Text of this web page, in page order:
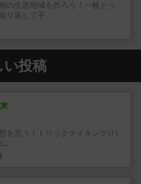
の生息地域を作ろう！一枚とっ
り返して手...
い投稿
実
を言う！トリックテイキング(ﾄﾘ
。 ...